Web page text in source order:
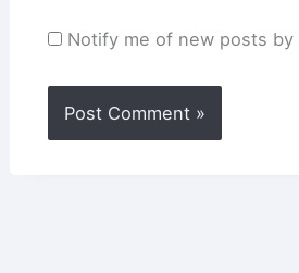
Notify me of new posts by